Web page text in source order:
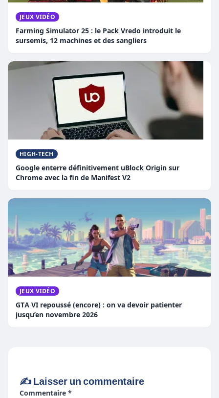
JEUX VIDÉO
Farming Simulator 25 : le Pack Vredo introduit le
sursemis, 12 machines et des sangliers
HIGH-TECH
Google enterre définitivement uBlock Origin sur
Chrome avec la fin de Manifest V2
JEUX VIDÉO
GTA VI repoussé (encore) : on va devoir patienter
jusqu’en novembre 2026
✍️ Laisser un commentaire
Commentaire *